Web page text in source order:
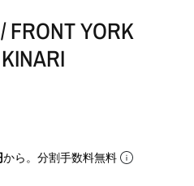
FRONT YORK
から。分割手数料無料